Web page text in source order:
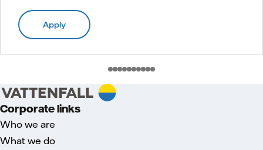
Apply
Corporate links
Who we are
What we do